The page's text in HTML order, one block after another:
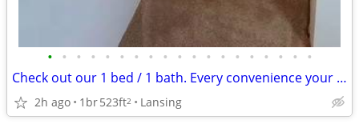
• • • • • • • • • • • • • • • • • • •
Check out our 1 bed / 1 bath. Every convenience your heart desires!
2h ago 1br523ft2 Lansing